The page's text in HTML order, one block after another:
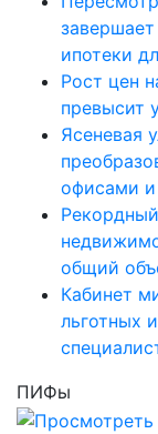
ипотеки
Рост цен
превысит
Ясеневая
офисами
общий
Кабинет
льготных
ПИФы